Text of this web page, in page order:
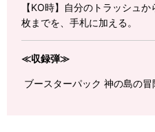
【KO時】自分のトラッシュ
枚までを、手札に加える。
≪収録弾≫
ブースターパック 神の島の冒